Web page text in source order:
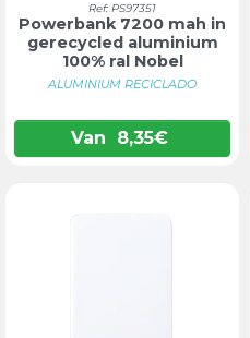
Ref: PS97351
Powerbank 7200 mah in
gerecycled aluminium
100% ral Nobel
ALUMINIUM RECICLADO
Van 8,35€